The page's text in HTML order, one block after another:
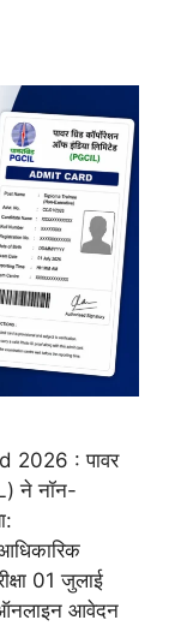
2026 : पावर
ने नॉन-
01 जुलाई
आवेदन